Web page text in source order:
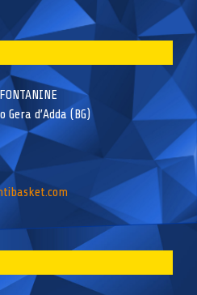
d’Adda (BG)